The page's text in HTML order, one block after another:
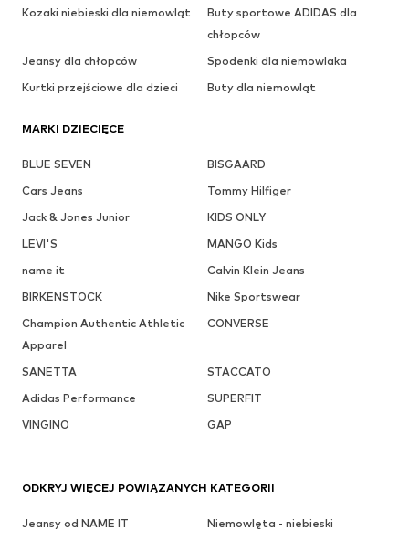
Kozaki niebieski dla niemowląt
Buty sportowe ADIDAS dla
chłopców
Jeansy dla chłopców
Spodenki dla niemowlaka
Kurtki przejściowe dla dzieci
Buty dla niemowląt
MARKI DZIECIĘCE
BLUE SEVEN
BISGAARD
Cars Jeans
Tommy Hilfiger
Jack & Jones Junior
KIDS ONLY
LEVI'S
MANGO Kids
name it
Calvin Klein Jeans
BIRKENSTOCK
Nike Sportswear
Champion Authentic Athletic
Apparel
CONVERSE
SANETTA
STACCATO
Adidas Performance
SUPERFIT
VINGINO
GAP
ODKRYJ WIĘCEJ POWIĄZANYCH KATEGORII
Jeansy od NAME IT
Niemowlęta - niebieski